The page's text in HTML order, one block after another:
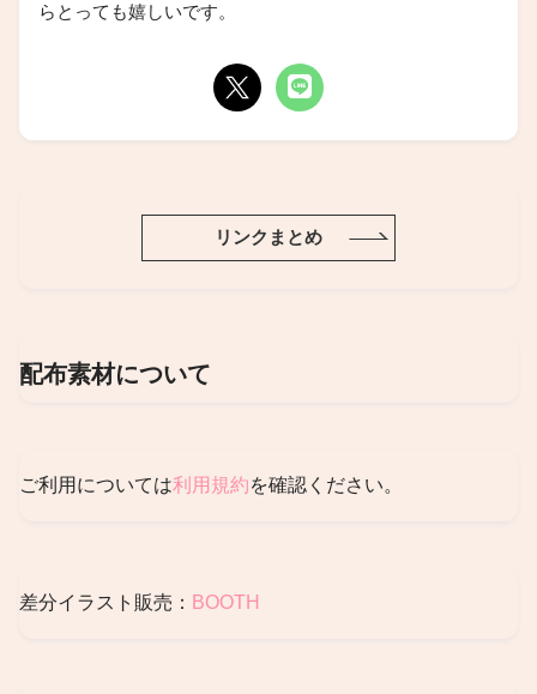
らとっても嬉しいです。
リンクまとめ
配布素材について
ご利用については利用規約を確認ください。
差分イラスト販売： BOOTH